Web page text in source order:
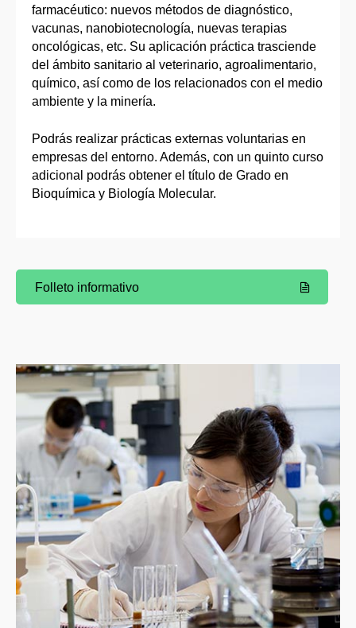
farmacéutico: nuevos métodos de diagnóstico,
vacunas, nanobiotecnología, nuevas terapias
oncológicas, etc. Su aplicación práctica trasciende
del ámbito sanitario al veterinario, agroalimentario,
químico, así como de los relacionados con el medio
ambiente y la minería.
Podrás realizar prácticas externas voluntarias en
empresas del entorno. Además, con un quinto curso
adicional podrás obtener el título de Grado en
Bioquímica y Biología Molecular.
(Abre una nueva ventana)
Folleto informativo